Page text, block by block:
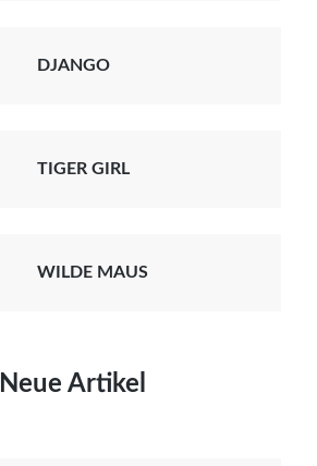
DJANGO
TIGER GIRL
WILDE MAUS
Neue Artikel